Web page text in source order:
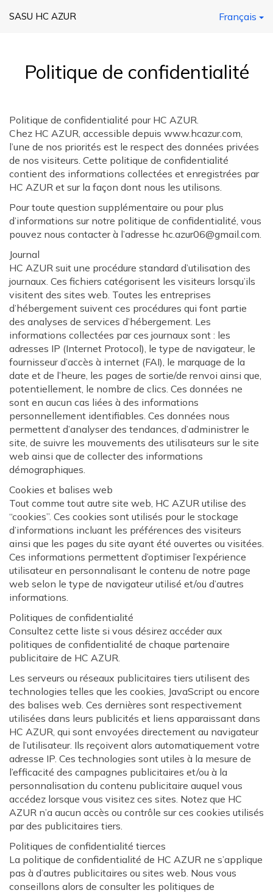
SASU HC AZUR Français
Politique de confidentialité
Politique de confidentialité pour HC AZUR.
Chez HC AZUR, accessible depuis www.hcazur.com,
l’une de nos priorités est le respect des données privées
de nos visiteurs. Cette politique de confidentialité
contient des informations collectées et enregistrées par
HC AZUR et sur la façon dont nous les utilisons.
Pour toute question supplémentaire ou pour plus
d’informations sur notre politique de confidentialité, vous
pouvez nous contacter à l’adresse hc.azur06@gmail.com.
Journal
HC AZUR suit une procédure standard d’utilisation des
journaux. Ces fichiers catégorisent les visiteurs lorsqu’ils
visitent des sites web. Toutes les entreprises
d’hébergement suivent ces procédures qui font partie
des analyses de services d’hébergement. Les
informations collectées par ces journaux sont : les
adresses IP (Internet Protocol), le type de navigateur, le
fournisseur d’accès à internet (FAI), le marquage de la
date et de l’heure, les pages de sortie/de renvoi ainsi que,
potentiellement, le nombre de clics. Ces données ne
sont en aucun cas liées à des informations
personnellement identifiables. Ces données nous
permettent d’analyser des tendances, d’administrer le
site, de suivre les mouvements des utilisateurs sur le site
web ainsi que de collecter des informations
démographiques.
Cookies et balises web
Tout comme tout autre site web, HC AZUR utilise des
“cookies”. Ces cookies sont utilisés pour le stockage
d’informations incluant les préférences des visiteurs
ainsi que les pages du site ayant été ouvertes ou visitées.
Ces informations permettent d’optimiser l’expérience
utilisateur en personnalisant le contenu de notre page
web selon le type de navigateur utilisé et/ou d’autres
informations.
Politiques de confidentialité
Consultez cette liste si vous désirez accéder aux
politiques de confidentialité de chaque partenaire
publicitaire de HC AZUR.
Les serveurs ou réseaux publicitaires tiers utilisent des
technologies telles que les cookies, JavaScript ou encore
des balises web. Ces dernières sont respectivement
utilisées dans leurs publicités et liens apparaissant dans
HC AZUR, qui sont envoyées directement au navigateur
de l’utilisateur. Ils reçoivent alors automatiquement votre
adresse IP. Ces technologies sont utiles à la mesure de
l’efficacité des campagnes publicitaires et/ou à la
personnalisation du contenu publicitaire auquel vous
accédez lorsque vous visitez ces sites. Notez que HC
AZUR n’a aucun accès ou contrôle sur ces cookies utilisés
par des publicitaires tiers.
Politiques de confidentialité tierces
La politique de confidentialité de HC AZUR ne s’applique
pas à d’autres publicitaires ou sites web. Nous vous
conseillons alors de consulter les politiques de